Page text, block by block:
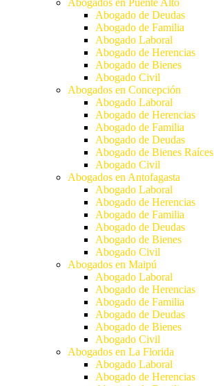
Abogados en Puente Alto
Abogado de Deudas
Abogado de Familia
Abogado Laboral
Abogado de Herencias
Abogado de Bienes
Abogado Civil
Abogados en Concepción
Abogado Laboral
Abogado de Herencias
Abogado de Familia
Abogado de Deudas
Abogado de Bienes Raíces
Abogado Civil
Abogados en Antofagasta
Abogado Laboral
Abogado de Herencias
Abogado de Familia
Abogado de Deudas
Abogado de Bienes
Abogado Civil
Abogados en Maipú
Abogado Laboral
Abogado de Herencias
Abogado de Familia
Abogado de Deudas
Abogado de Bienes
Abogado Civil
Abogados en La Florida
Abogado Laboral
Abogado de Herencias